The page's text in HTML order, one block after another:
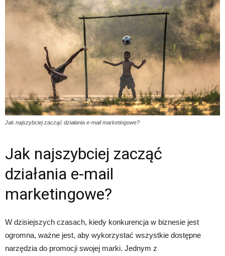
Jak najszybciej zacząć działania e-mail marketingowe?
Jak najszybciej zacząć
działania e-mail
marketingowe?
W dzisiejszych czasach, kiedy konkurencja w biznesie jest
ogromna, ważne jest, aby wykorzystać wszystkie dostępne
narzędzia do promocji swojej marki. Jednym z